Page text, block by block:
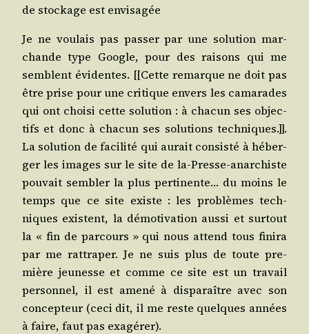
de sto­ckage est envisagée
Je ne vou­lais pas pas­ser par une solu­tion mar­
chande type Google, pour des rai­sons qui me
semblent évi­dentes. [[Cette remarque ne doit pas
être prise pour une cri­tique envers les cama­rades
qui ont choi­si cette solu­tion : à cha­cun ses objec­
tifs et donc à cha­cun ses solu­tions tech­niques.]].
La solu­tion de faci­li­té qui aurait consis­té à héber­
ger les images sur le site de la-Presse-anar­chiste
pou­vait sem­bler la plus per­ti­nente… du moins le
temps que ce site existe : les pro­blèmes tech­
niques existent, la démo­ti­va­tion aus­si et sur­tout
la « fin de par­cours » qui nous attend tous fini­ra
par me rat­tra­per. Je ne suis plus de toute pre­
mière jeu­nesse et comme ce site est un tra­vail
per­son­nel, il est ame­né à dis­pa­raître avec son
concep­teur (ceci dit, il me reste quelques années
à faire, faut pas exagérer).